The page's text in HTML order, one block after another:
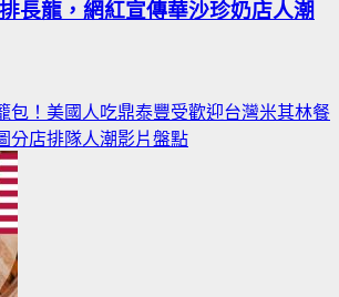
長龍，網紅宣傳華沙珍奶店人潮
包！美國人吃鼎泰豐受歡迎台灣米其林餐
分店排隊人潮影片盤點